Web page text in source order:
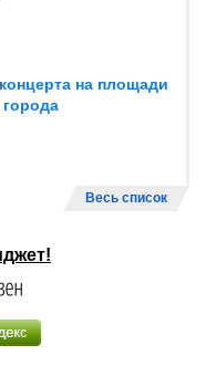
на площади
Весь список